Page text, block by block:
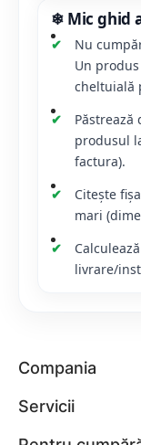
❄Mic ghid
Nu
Un
cheltuială
Păstrează
produsul
factura).
Citește
mari
livrare/
Compania
Servicii